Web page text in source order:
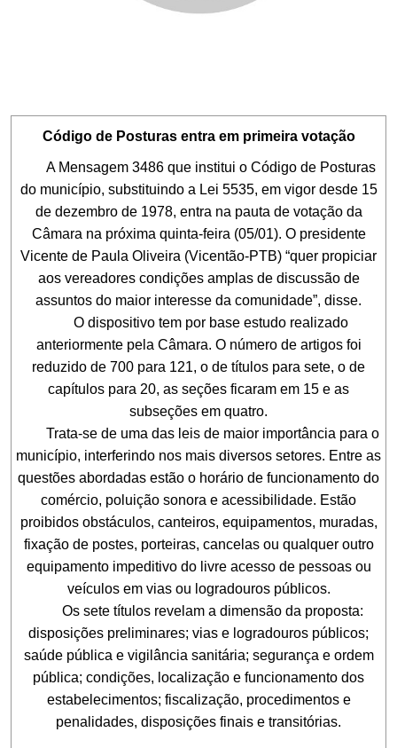
Código de Posturas entra em primeira votação
A Mensagem 3486 que institui o Código de Posturas
do município, substituindo a Lei 5535, em vigor desde 15
de dezembro de 1978, entra na pauta de votação da
Câmara na próxima quinta-feira (05/01). O presidente
Vicente de Paula Oliveira (Vicentão-PTB) “quer propiciar
aos vereadores condições amplas de discussão de
assuntos do maior interesse da comunidade”, disse.
O dispositivo tem por base estudo realizado
anteriormente pela Câmara. O número de artigos foi
reduzido de 700 para 121, o de títulos para sete, o de
capítulos para 20, as seções ficaram em 15 e as
subseções em quatro.
Trata-se de uma das leis de maior importância para o
município, interferindo nos mais diversos setores. Entre as
questões abordadas estão o horário de funcionamento do
comércio, poluição sonora e acessibilidade. Estão
proibidos obstáculos, canteiros, equipamentos, muradas,
fixação de postes, porteiras, cancelas ou qualquer outro
equipamento impeditivo do livre acesso de pessoas ou
veículos em vias ou logradouros públicos.
Os sete títulos revelam a dimensão da proposta:
disposições preliminares; vias e logradouros públicos;
saúde pública e vigilância sanitária; segurança e ordem
pública; condições, localização e funcionamento dos
estabelecimentos; fiscalização, procedimentos e
penalidades, disposições finais e transitórias.